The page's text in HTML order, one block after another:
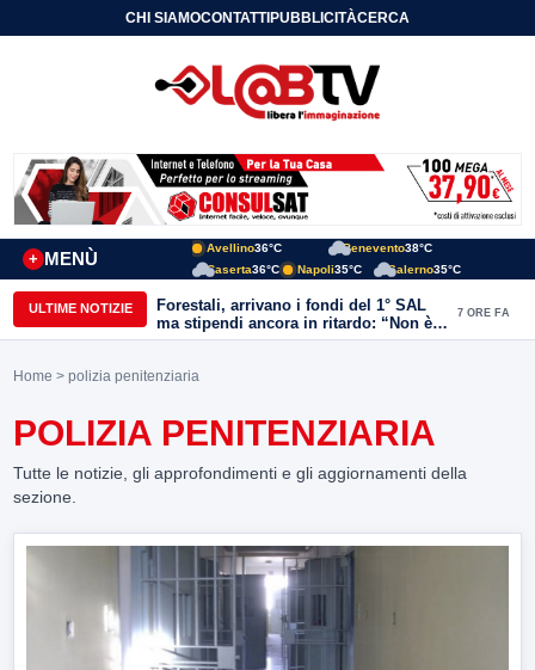
CHI SIAMOCONTATTIPUBBLICITÀCERCA
MENÙ
+
Avellino36°C Benevento38°C
Caserta36°C Napoli35°C Salerno35°C
ULTIME NOTIZIE
Forestali, arrivano i fondi del 1° SAL
ma stipendi ancora in ritardo: “Non è
più sostenibile”
7 ORE FA
Home > polizia penitenziaria
POLIZIA PENITENZIARIA
Tutte le notizie, gli approfondimenti e gli aggiornamenti della
sezione.